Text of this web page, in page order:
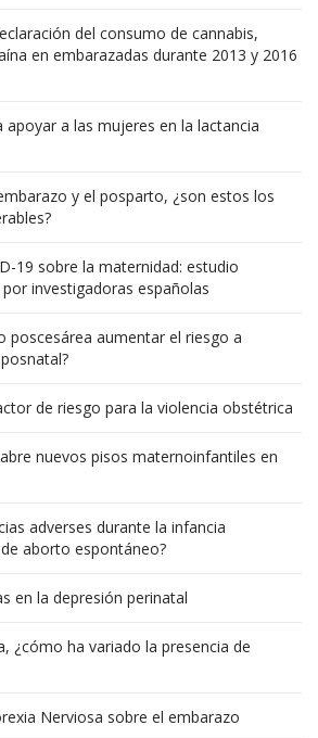
del consumo de cannabis,
en embarazadas durante 2013 y 2016
apoyar a las mujeres en la lactancia
y el posparto, ¿son estos los
19 sobre la maternidad: estudio
investigadoras españolas
poscesárea aumentar el riesgo a
de riesgo para la violencia obstétrica
nuevos pisos maternoinfantiles en
adverses durante la infancia
aborto espontáneo?
en la depresión perinatal
¿cómo ha variado la presencia de
Nerviosa sobre el embarazo